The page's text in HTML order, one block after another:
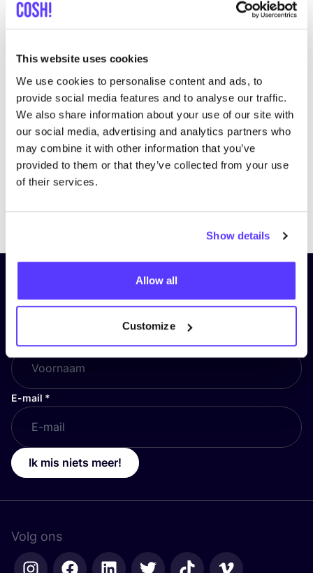
This website uses cookies
We use cookies to personalise content and ads, to
provide social media features and to analyse our traffic.
We also share information about your use of our site with
our social media, advertising and analytics partners who
may combine it with other information that you’ve
provided to them or that they’ve collected from your use
of their services.
Show details
Allow all
Customize
Bezoek website
Schrijf je in op onze nieuwsbrief
en blijf op de hoogte!
E-mail *
Ik mis niets meer!
Volg ons